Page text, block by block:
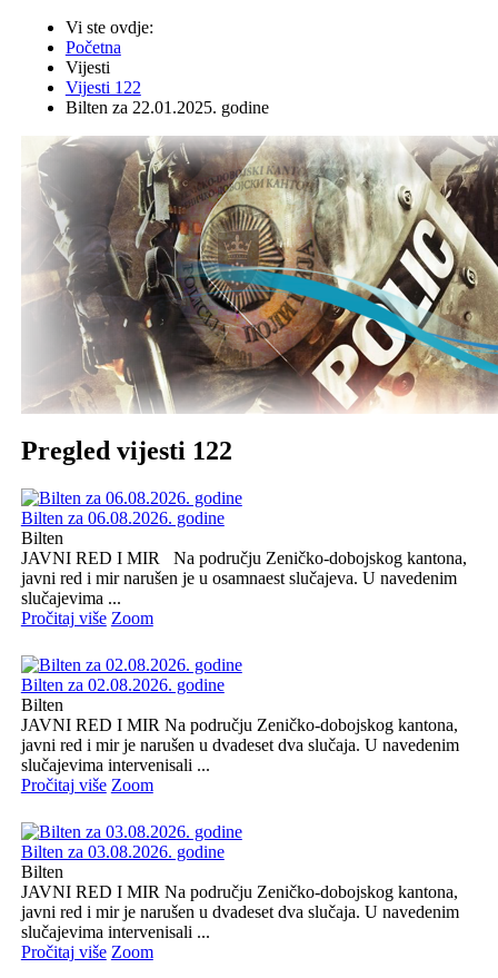
Vi ste ovdje:
Početna
Vijesti
Vijesti 122
Bilten za 22.01.2025. godine
Pregled vijesti 122
Bilten za 06.08.2026. godine
Bilten
JAVNI RED I MIR Na području Zeničko-dobojskog kantona,
javni red i mir narušen je u osamnaest slučajeva. U navedenim
slučajevima ...
Pročitaj više Zoom
Bilten za 02.08.2026. godine
Bilten
JAVNI RED I MIR Na području Zeničko-dobojskog kantona,
javni red i mir je narušen u dvadeset dva slučaja. U navedenim
slučajevima intervenisali ...
Pročitaj više Zoom
Bilten za 03.08.2026. godine
Bilten
JAVNI RED I MIR Na području Zeničko-dobojskog kantona,
javni red i mir je narušen u dvadeset dva slučaja. U navedenim
slučajevima intervenisali ...
Pročitaj više Zoom